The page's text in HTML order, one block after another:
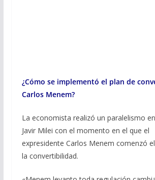
¿Cómo se implementó el plan de
Carlos Menem?
La economista realizó un paralelismo
Javir Milei con el momento en el que el
expresidente Carlos Menem comenzó
la convertibilidad.